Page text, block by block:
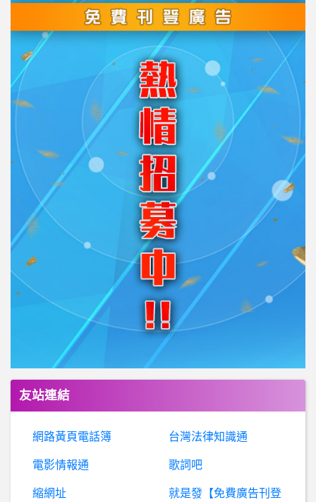
友站連結
網路黃頁電話簿 台灣法律知識通
電影情報通 歌詞吧
縮網址 就是發【免費廣告刊登